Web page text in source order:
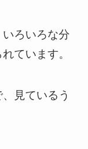
ろいろな分
ています。
見ているう